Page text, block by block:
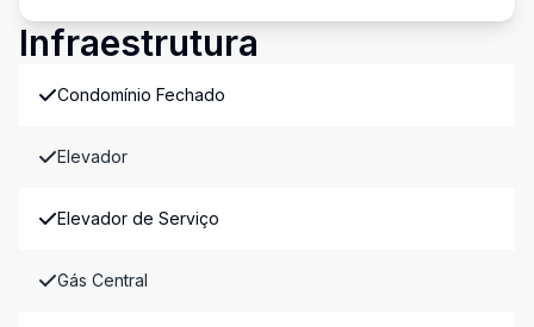
Infraestrutura
Condomínio Fechado
Elevador
Elevador de Serviço
Gás Central